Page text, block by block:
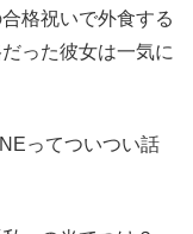
格祝いで外食する
った彼女は一気に
ってついつい話